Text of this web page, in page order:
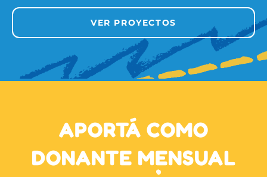
VER PROYECTOS
APORTÁ COMO
DONANTE MENSUAL